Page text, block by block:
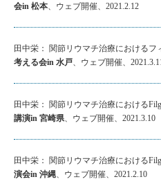
会in 松本、ウェブ開催、2021.2.12
田中栄： 関節リウマチ治療におけるフ
考える会in 水戸、ウェブ開催、
田中栄： 関節リウマチ治療における
講演in 宮崎県、ウェブ開催、2021.3.10
田中栄： 関節リウマチ治療における
演会in 沖縄、ウェブ開催、2021.2.10